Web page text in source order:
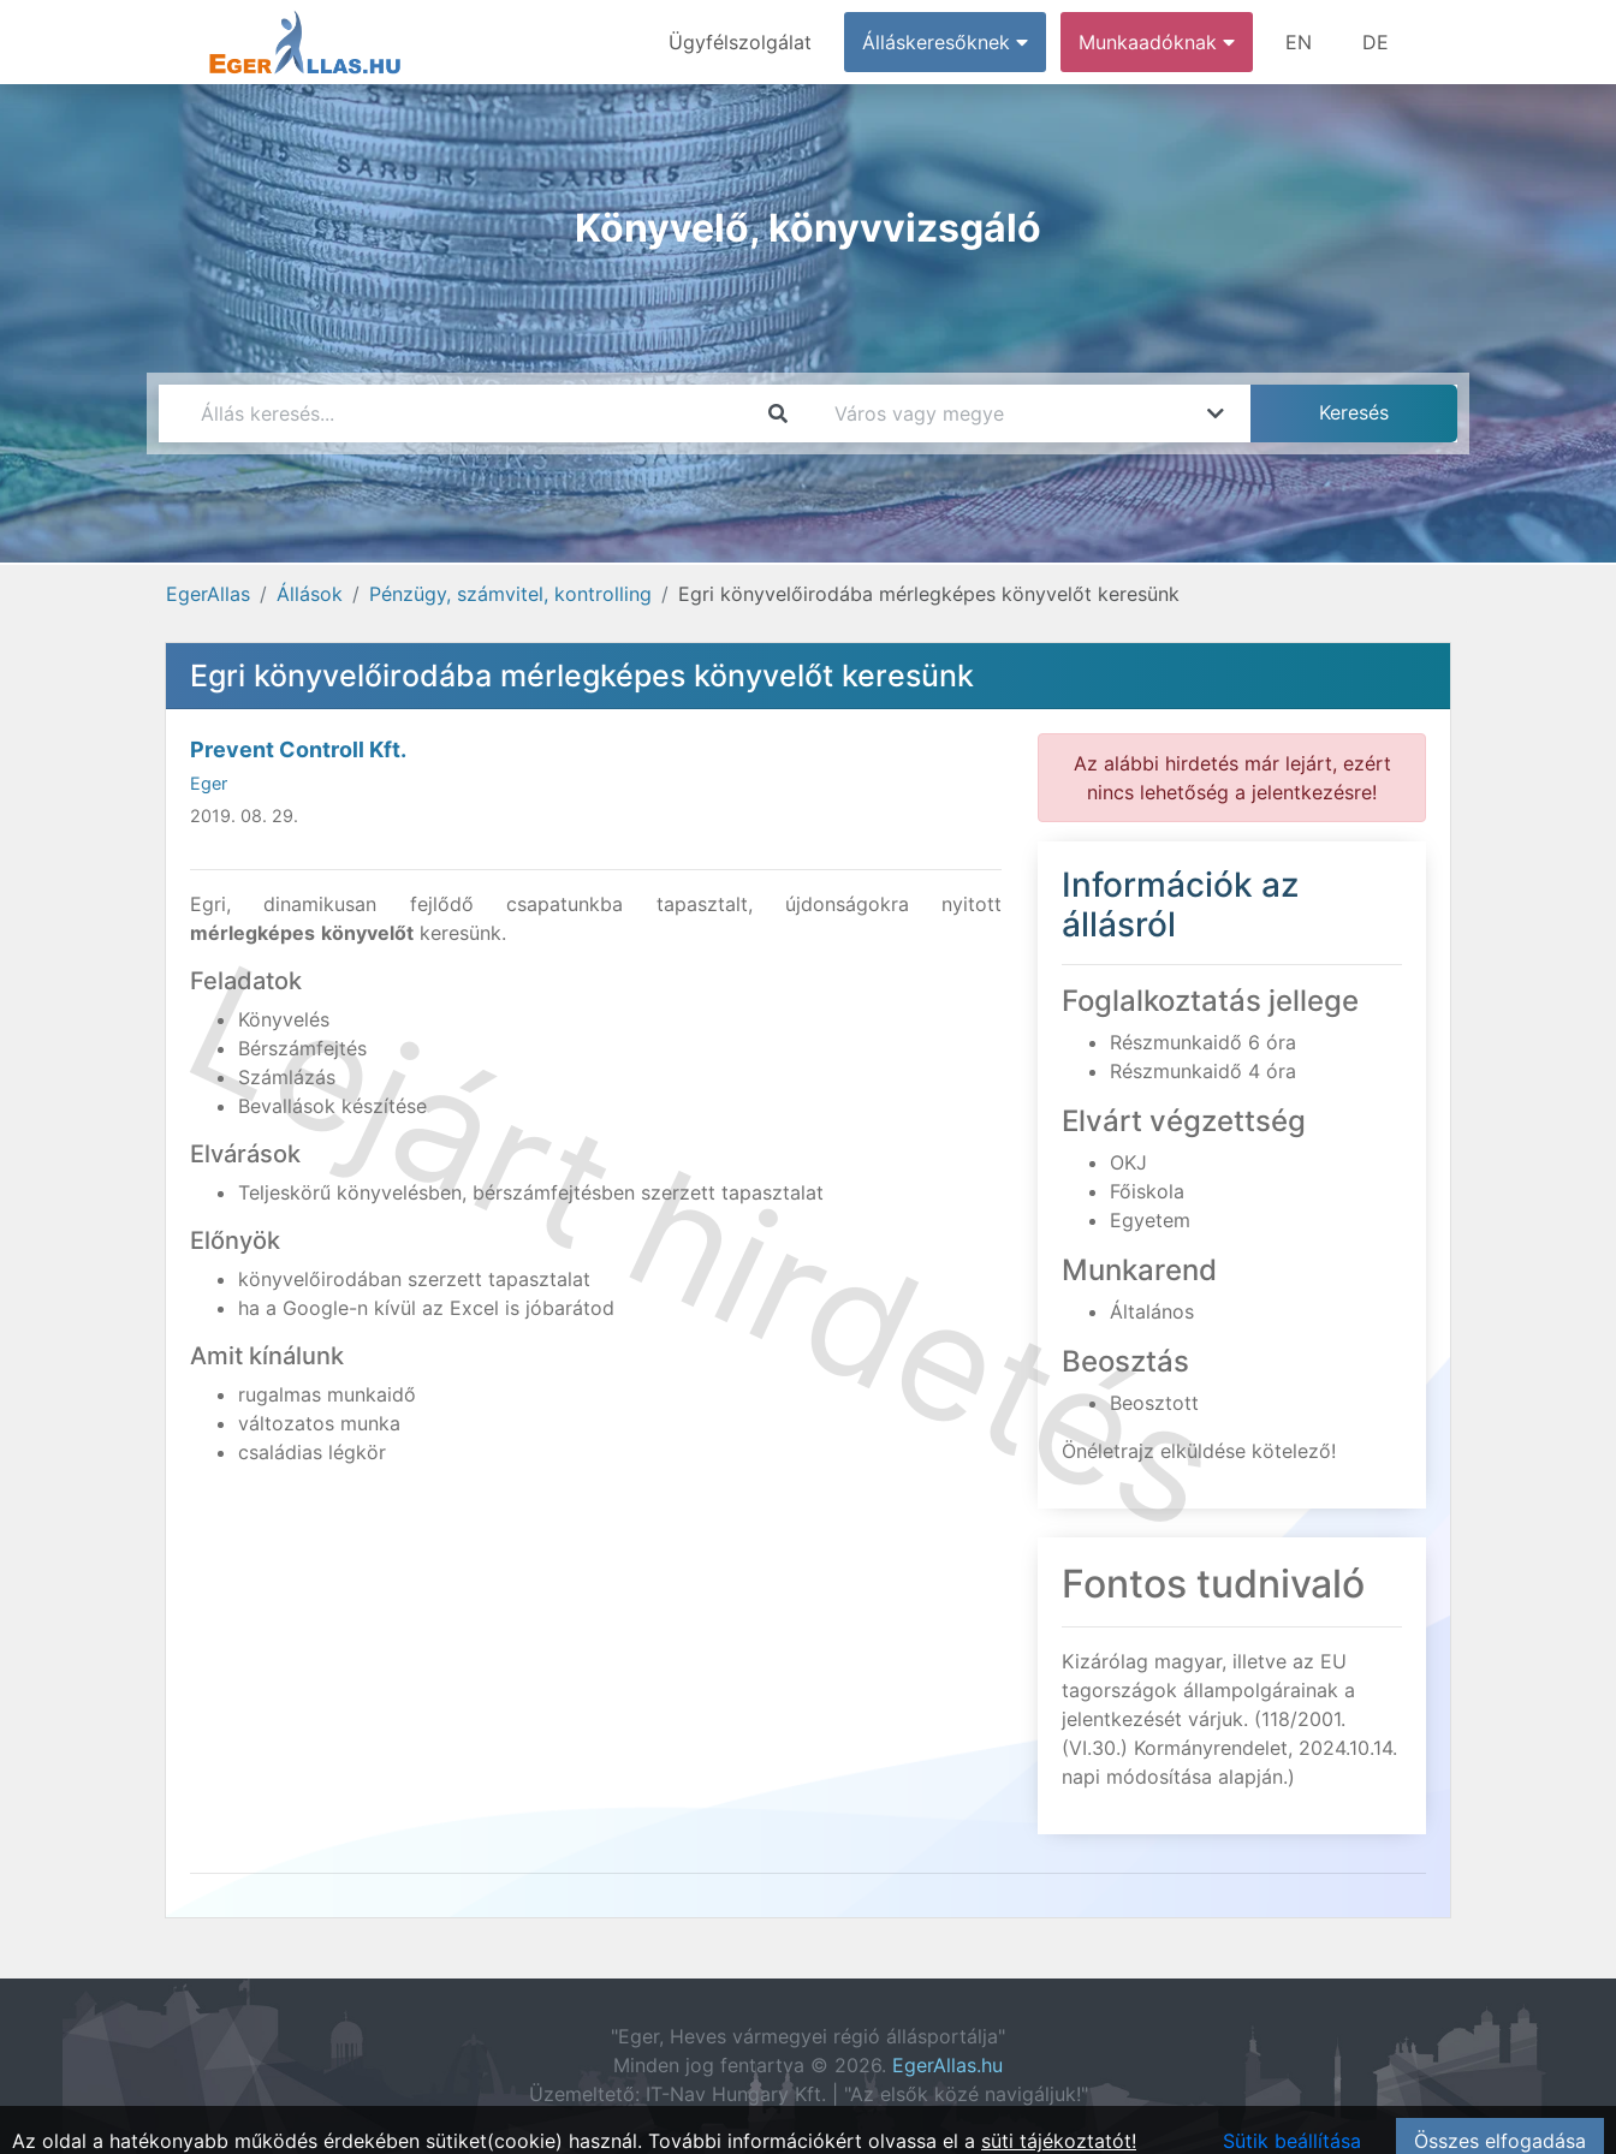
Ügyfélszolgálat Álláskeresőknek Munkaadóknak EN DE
Könyvelő, könyvvizsgáló
EgerAllas Állások Pénzügy, számvitel, kontrolling Egri könyvelőirodába mérlegképes könyvelőt keresünk
Egri könyvelőirodába mérlegképes könyvelőt keresünk
Prevent Controll Kft.
Eger
2019. 08. 29.
Egri, dinamikusan fejlődő csapatunkba tapasztalt, újdonságokra nyitott
mérlegképes könyvelőt keresünk.
Feladatok
Könyvelés
Bérszámfejtés
Számlázás
Bevallások készítése
Elvárások
Teljeskörű könyvelésben, bérszámfejtésben szerzett tapasztalat
Előnyök
könyvelőirodában szerzett tapasztalat
ha a Google-n kívül az Excel is jóbarátod
Amit kínálunk
rugalmas munkaidő
változatos munka
családias légkör
Az alábbi hirdetés már lejárt, ezért
nincs lehetőség a jelentkezésre!
Információk az
állásról
Foglalkoztatás jellege
Részmunkaidő 6 óra
Részmunkaidő 4 óra
Elvárt végzettség
OKJ
Főiskola
Egyetem
Munkarend
Általános
Beosztás
Beosztott
Önéletrajz elküldése kötelező!
Fontos tudnivaló
Kizárólag magyar, illetve az EU
tagországok állampolgárainak a
jelentkezését várjuk. (118/2001.
(VI.30.) Kormányrendelet, 2024.10.14.
napi módosítása alapján.)
"Eger, Heves vármegyei régió állásportálja"
Minden jog fentartva © 2026. EgerAllas.hu
Üzemeltető: IT-Nav Hungary Kft. | "Az elsők közé navigáljuk!"
Az oldal a hatékonyabb működés érdekében sütiket(cookie) használ. További információkért olvassa el a süti tájékoztatót! Sütik beállítása Összes elfogadása